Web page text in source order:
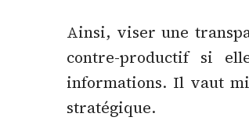
Ainsi, viser une
contre-productif si
informations. Il vaut
stratégique.